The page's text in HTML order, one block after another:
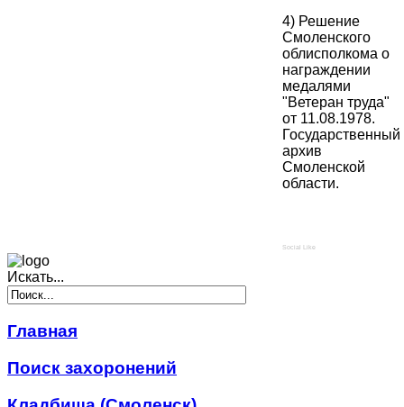
4) Решение
Смоленского
облисполкома о
награждении
медалями
"Ветеран труда"
от 11.08.1978.
Государственный
архив
Смоленской
области.
Social Like
Искать...
Главная
Поиск захоронений